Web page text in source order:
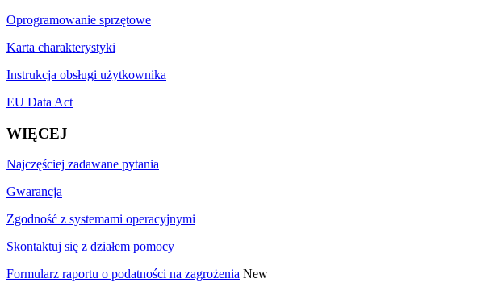
Oprogramowanie sprzętowe
Karta charakterystyki
Instrukcja obsługi użytkownika
EU Data Act
WIĘCEJ
Najczęściej zadawane pytania
Gwarancja
Zgodność z systemami operacyjnymi
Skontaktuj się z działem pomocy
Formularz raportu o podatności na zagrożenia New